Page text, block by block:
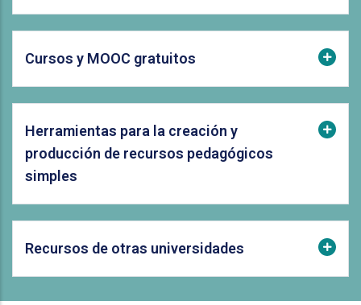
Cursos y MOOC gratuitos
Herramientas para la creación y
producción de recursos pedagógicos
simples
Recursos de otras universidades